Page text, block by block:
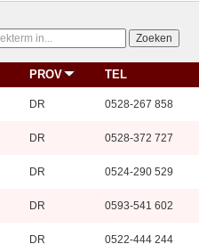
PROV TEL
DR 0528-267 858
DR 0528-372 727
DR 0524-290 529
DR 0593-541 602
DR 0522-444 244